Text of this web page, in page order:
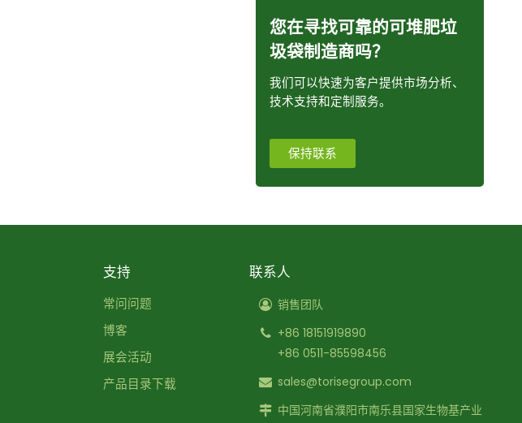
您在寻找可靠的可堆肥垃
圾袋制造商吗？
我们可以快速为客户提供市场分析、
技术支持和定制服务。
保持联系
支持
常问问题
博客
展会活动
产品目录下载
联系人
销售团队
+86 18151919890
+86 0511-85598456
sales@torisegroup.com
中国河南省濮阳市南乐县国家生物基产业